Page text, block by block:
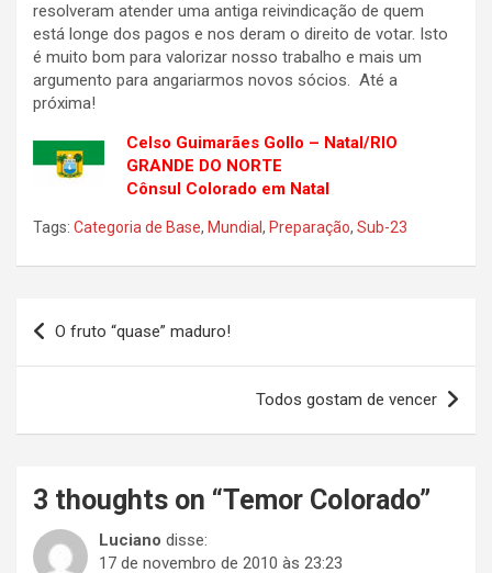
resolveram atender uma antiga reivindicação de quem
está longe dos pagos e nos deram o direito de votar. Isto
é muito bom para valorizar nosso trabalho e mais um
argumento para angariarmos novos sócios. Até a
próxima!
Celso Guimarães Gollo – Natal/RIO
GRANDE DO NORTE
Cônsul Colorado em Natal
Tags: Categoria de Base, Mundial , Preparação, Sub-23
Navegação
de
O fruto “quase” maduro!
Todos gostam de vencer
3 thoughts on “Temor Colorado”
Luciano disse:
17 de novembro de 2010 às 23:23